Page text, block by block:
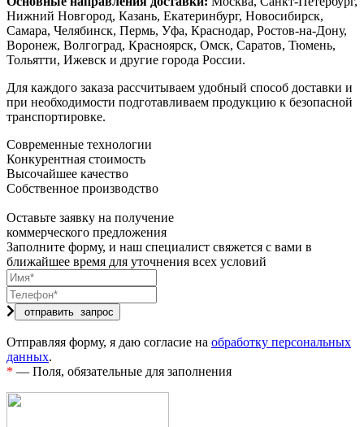
Нижний Новгород, Казань, Екатеринбург, Новосибирск,
Самара, Челябинск, Пермь, Уфа, Краснодар, Ростов-на-Дону,
Воронеж, Волгоград, Красноярск, Омск, Саратов, Тюмень,
Тольятти, Ижевск и другие города России.
Для каждого заказа рассчитываем удобный способ доставки и
при необходимости подготавливаем продукцию к безопасной
транспортировке.
Современные технологии
Конкурентная стоимость
Высочайшее качество
Собственное производство
Оставьте заявку на получение
коммерческого предложения
Заполните форму, и наш специалист свяжется с вами в
ближайшее время для уточнения всех условий
Отправляя форму, я даю согласие на обработку персональных
данных.
* — Поля, обязательные для заполнения